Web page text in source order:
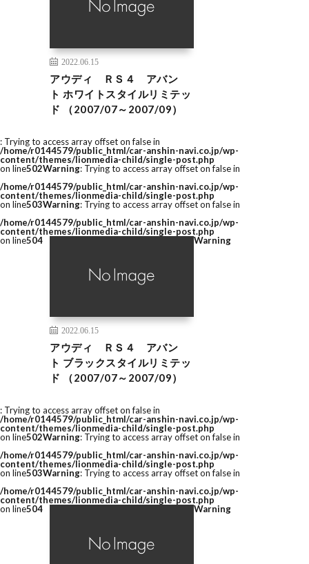
2022.06.15
アウディ ＲＳ４ アバン
ト ホワイトスタイルリミテッ
ド （2007/07～2007/09）
: Trying to access array offset on false in
/home/r0144579/public_html/car-anshin-navi.co.jp/wp-
content/themes/lionmedia-child/single-post.php
on line502Warning: Trying to access array offset on false in
/home/r0144579/public_html/car-anshin-navi.co.jp/wp-
content/themes/lionmedia-child/single-post.php
on line503Warning: Trying to access array offset on false in
/home/r0144579/public_html/car-anshin-navi.co.jp/wp-
content/themes/lionmedia-child/single-post.php
on line504
2022.06.15
アウディ ＲＳ４ アバン
ト ブラックスタイルリミテッ
ド （2007/07～2007/09）
Warning
: Trying to access array offset on false in
/home/r0144579/public_html/car-anshin-navi.co.jp/wp-
content/themes/lionmedia-child/single-post.php
on line502Warning: Trying to access array offset on false in
/home/r0144579/public_html/car-anshin-navi.co.jp/wp-
content/themes/lionmedia-child/single-post.php
on line503Warning: Trying to access array offset on false in
/home/r0144579/public_html/car-anshin-navi.co.jp/wp-
content/themes/lionmedia-child/single-post.php
on line504 Warning